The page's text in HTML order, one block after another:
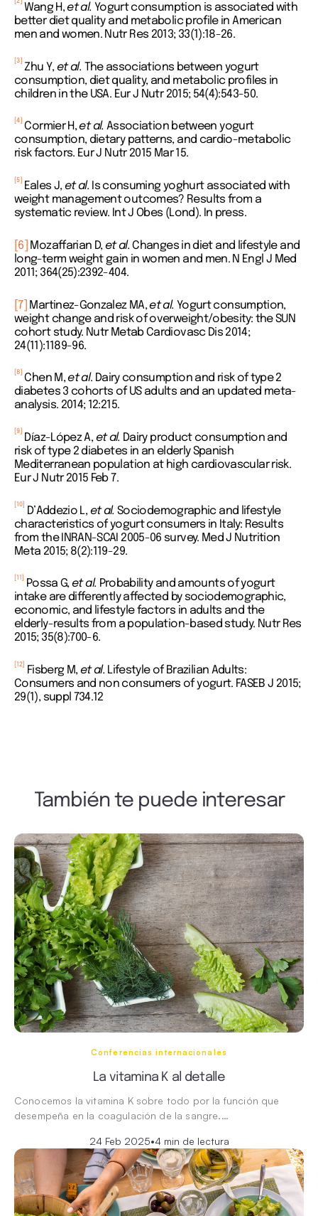
[2] Wang H,et al. Yogurt consumption is associated with
better diet quality and metabolic profile in American
men and women. Nutr Res 2013; 33(1):18-26.
[3] Zhu Y,et al. The associations between yogurt
consumption, diet quality, and metabolic profiles in
children in the USA. Eur J Nutr 2015; 54(4):543-50.
[4] Cormier H,et al. Association between yogurt
consumption, dietary patterns, and cardio-metabolic
risk factors. Eur J Nutr 2015 Mar 15.
[5] Eales J,et al.Is consuming yoghurt associated with
weight management outcomes? Results from a
systematic review. Int J Obes (Lond). In press.
[6] Mozaffarian D,et al.Changes in diet and lifestyle and
long-term weight gain in women and men. N Engl J Med
2011; 364(25):2392-404.
[7] Martinez-Gonzalez MA,et al. Yogurt consumption,
weight change and risk of overweight/obesity: the SUN
cohort study. Nutr Metab Cardiovasc Dis 2014;
24(11):1189-96.
[8] Chen M,et al. Dairy consumption and risk of type 2
diabetes 3 cohorts of US adults and an updated meta-
analysis. 2014; 12:215.
[9] Díaz-López A,et al. Dairy product consumption and
risk of type 2 diabetes in an elderly Spanish
Mediterranean population at high cardiovascular risk.
Eur J Nutr 2015 Feb 7.
[10] D’Addezio L,et al. Sociodemographic and lifestyle
characteristics of yogurt consumers in Italy: Results
from the INRAN-SCAI 2005-06 survey. Med J Nutrition
Meta 2015; 8(2):119-29.
[11] Possa G,et al. Probability and amounts of yogurt
intake are differently affected by sociodemographic,
economic, and lifestyle factors in adults and the
elderly-results from a population-based study. Nutr Res
2015; 35(8):700-6.
[12] Fisberg M,et al.Lifestyle of Brazilian Adults:
Consumers and non consumers of yogurt. FASEB J 2015;
29(1), suppl 734.12
También te puede interesar
Conferencias internacionales
La vitamina K al detalle
Conocemos la vitamina K sobre todo por la función que
desempeña en la coagulación de la sangre.…
24 Feb 2025•4 min de lectura